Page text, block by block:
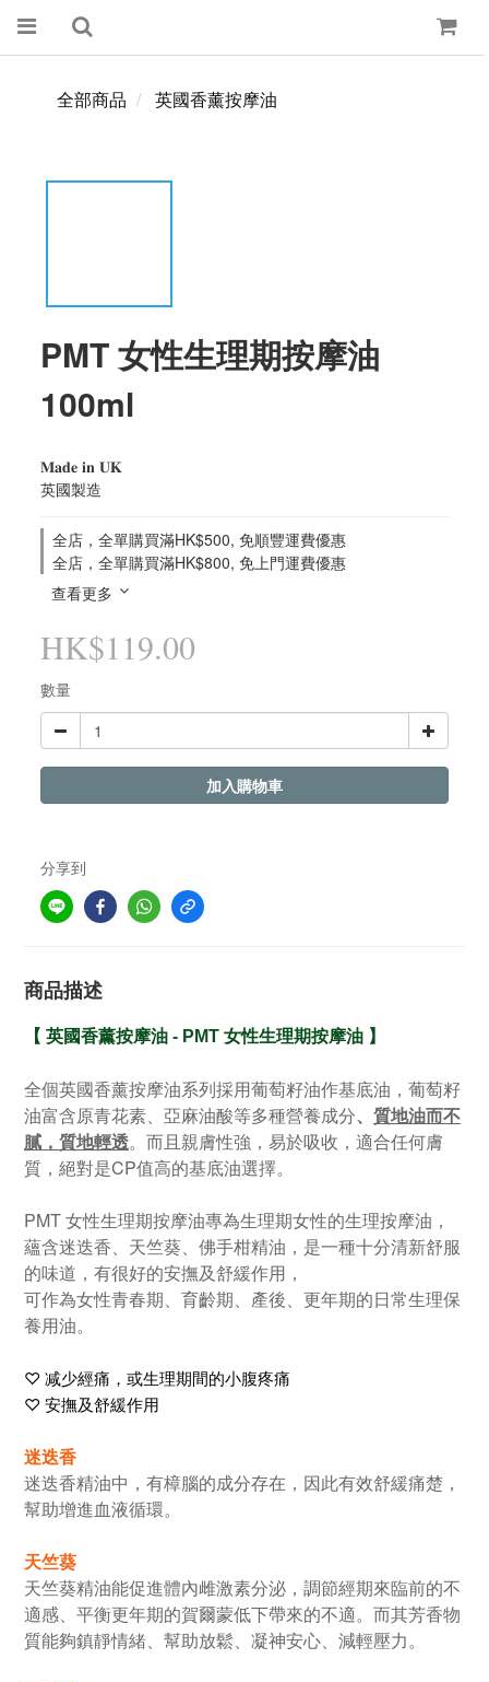
全部商品 英國香薰按摩油
PMT 女性生理期按摩油
100ml
𝐌𝐚𝐝𝐞 𝐢𝐧 𝐔𝐊
英國製造
全店，全單購買滿HK$500, 免順豐運費優惠
全店，全單購買滿HK$800, 免上門運費優惠
查看更多
HK$119.00
數量
加入購物車
分享到
商品描述
【 英國香薰按摩油 - PMT 女性生理期按摩油 】
全個英國香薰按摩油系列採用葡萄籽油作基底油，葡萄籽
油富含原青花素、亞麻油酸等多種營養成分、 質地油而不
膩，質地輕透。而且親膚性強，易於吸收，適合任何膚
質，絕對是CP值高的基底油選擇。
PMT 女性生理期按摩油專為生理期女性的生理按摩油，
蘊含迷迭香、天竺葵、佛手柑精油，是一種十分清新舒服
的味道，有很好的安撫及舒緩作用，
可作為女性青春期、育齡期、產後、更年期的日常生理保
養用油。
♡ 减少經痛，或生理期間的小腹疼痛
♡ 安撫及舒緩作用
迷迭香
迷迭香精油中，有樟腦的成分存在，因此有效舒緩痛楚，
幫助增進血液循環。
天竺葵
天竺葵精油能促進體內雌激素分泌，調節經期來臨前的不
適感、平衡更年期的賀爾蒙低下帶來的不適。而其芳香物
質能夠鎮靜情緒、幫助放鬆、凝神安心、減輕壓力。